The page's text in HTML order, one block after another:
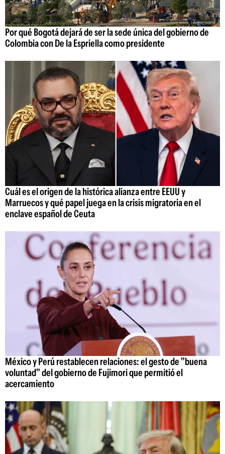
Por qué Bogotá dejará de ser la sede única del gobierno de
Colombia con De la Espriella como presidente
Cuál es el origen de la histórica alianza entre EEUU y
Marruecos y qué papel juega en la crisis migratoria en el
enclave español de Ceuta
México y Perú restablecen relaciones: el gesto de "buena
voluntad" del gobierno de Fujimori que permitió el
acercamiento